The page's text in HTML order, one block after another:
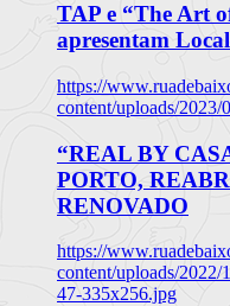
TAP e “The Art
apresentam
https://
content/uploads/
“REAL BY
PORTO,
RENOVADO
https://
content/uploads/2022/
47-335x256.jpg